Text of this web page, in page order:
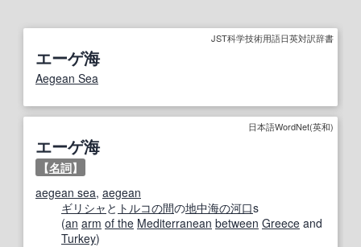
JST科学技術用語日英対訳辞書
エーゲ海
Aegean Sea
日本語WordNet(英和)
エーゲ海
【名詞】
aegean sea, aegean
ギリシャ と トルコの間の地中海の河口s
(an arm of the Mediterranean between Greece and
Turkey)